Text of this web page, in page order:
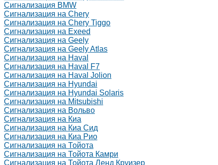
Сигнализация BMW
Сигнализация на Chery
Сигнализация на Chery Tiggo
Сигнализация на Exeed
Сигнализация на Geely
Сигнализация на Geely Atlas
Сигнализация на Haval
Сигнализация на Haval F7
Сигнализация на Haval Jolion
Сигнализация на Hyundai
Сигнализация на Hyundai Solaris
Сигнализация на Mitsubishi
Сигнализация на Вольво
Сигнализация на Киа
Сигнализация на Киа Cид
Сигнализация на Киа Рио
Сигнализация на Тойота
Сигнализация на Тойота Камри
Сигнализация на Тойота Ленд Круизер